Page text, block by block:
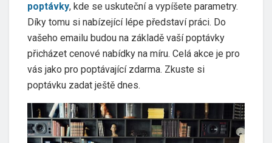
poptávky, kde se uskuteční a vypíšete parametry.
Díky tomu si nabízející lépe představí práci. Do
vašeho emailu budou na základě vaší poptávky
přicházet cenové nabídky na míru. Celá akce je pro
vás jako pro poptávající zdarma. Zkuste si
poptávku zadat ještě dnes.